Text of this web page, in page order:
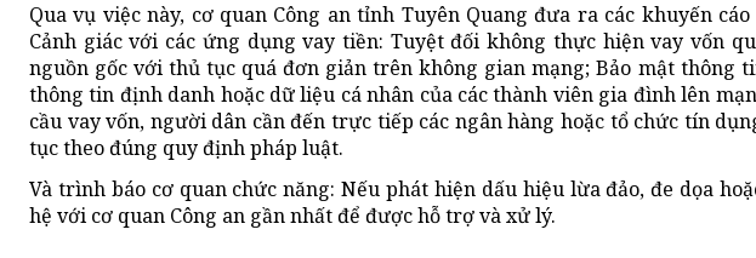
Qua vụ việc này, cơ quan Công an tỉnh Tuyên Quang đưa ra các khuyến
Cảnh giác với các ứng dụng vay tiền: Tuyệt đối không thực hiện vay vốn
nguồn gốc với thủ tục quá đơn giản trên không gian mạng; Bảo mật thông
thông tin định danh hoặc dữ liệu cá nhân của các thành viên gia đình lên
cầu vay vốn, người dân cần đến trực tiếp các ngân hàng hoặc tổ chức tín
tục theo đúng quy định pháp luật.
Và trình báo cơ quan chức năng: Nếu phát hiện dấu hiệu lừa đảo, đe dọa
hệ với cơ quan Công an gần nhất để được hỗ trợ và xử lý.